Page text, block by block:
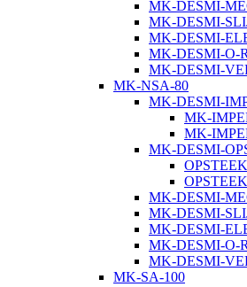
MK-DESMI-
MK-DESMI-
MK-DESMI-
MK-DESMI-O-
MK-DESMI-
MK-NSA-80
MK-DESMI-
MK-
MK-
MK-DESMI-
MK-DESMI-
MK-DESMI-
MK-DESMI-
MK-DESMI-O-
MK-DESMI-
MK-SA-100